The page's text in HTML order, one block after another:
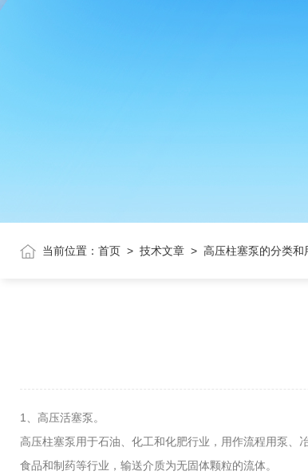
当前位置： 首页 > 技术文章 > 高压柱塞泵的分类和
1、高压活塞泵。
高压柱塞泵用于石油、化工和化肥行业，用作流程用泵
食品和制药等行业，输送介质为无固体颗粒的流体。